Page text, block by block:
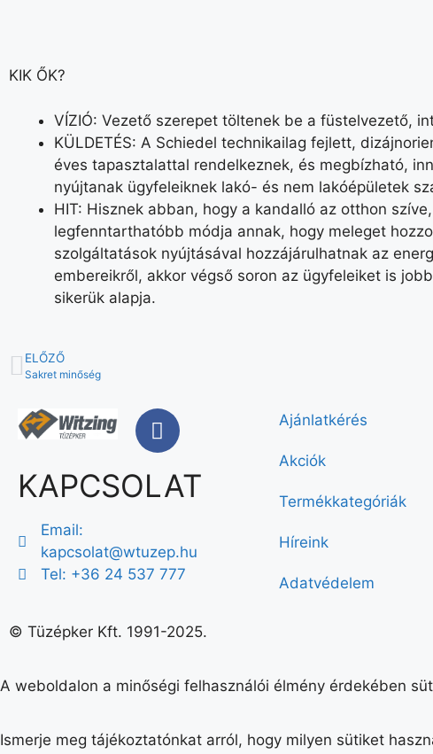
KIK ŐK?
VÍZIÓ: Vezető szerepet töltenek be a füstelvezető,
KÜLDETÉS: A Schiedel technikailag fejlett,
éves tapasztalattal rendelkeznek, és megbízható,
nyújtanak ügyfeleiknek lakó- és nem lakóépületek
HIT: Hisznek abban, hogy a kandalló az otthon
legfenntarthatóbb módja annak, hogy meleget
szolgáltatások nyújtásával hozzájárulhatnak az
embereikről, akkor végső soron az ügyfeleiket is
sikerük alapja.
ELŐZŐ
Sakret minőség
KAPCSOLAT
Email:
kapcsolat@wtuzep.hu
Tel: +36 24 537 777
Ajánlatkérés
Akciók
Termékkategóriák
Híreink
Adatvédelem
© Tüzépker Kft. 1991-2025.
A weboldalon a minőségi felhasználói élmény érdekében
Ismerje meg tájékoztatónkat arról, hogy milyen sütiket